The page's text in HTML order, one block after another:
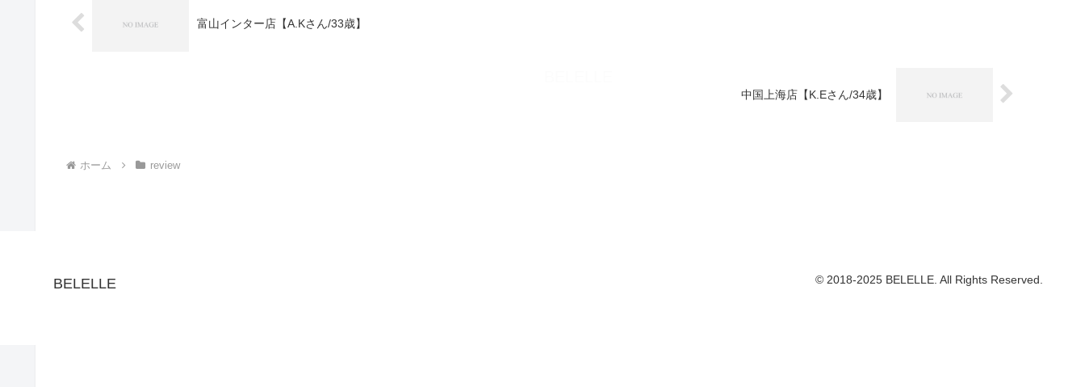
富山インター店【A.Kさん/33歳】
中国上海店【K.Eさん/34歳】
ホーム review
BELELLE © 2018-2025 BELELLE. All Rights Reserved.